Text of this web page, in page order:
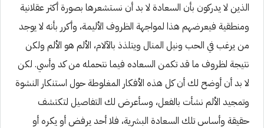
الذين لا يدركون بأن السعادة لا بد أن نستشعرها بصورة أكثر عقلانية
ومنطقية فيعرضهم هذا لمواجهة الظروف الأليمة، وأكرر بأنه لا يوجد
من يرغب في الحب ونيل المنال ويتلذذ بالآلام، الألم هو الألم ولكن
نتيجة لظروف ما قد تكمن السعاده فيما نتحمله من كد وأسي. لكن
لا بد أن أوضح لك أن كل هذه الأفكار المغلوطة حول استنكار النشوة
وتمجيد الألم نشأت بالفعل، وسأعرض لك التفاصيل لتكتشف
حقيقة وأساس تلك السعادة البشرية، فلا أحد يرفض أو يكره أو